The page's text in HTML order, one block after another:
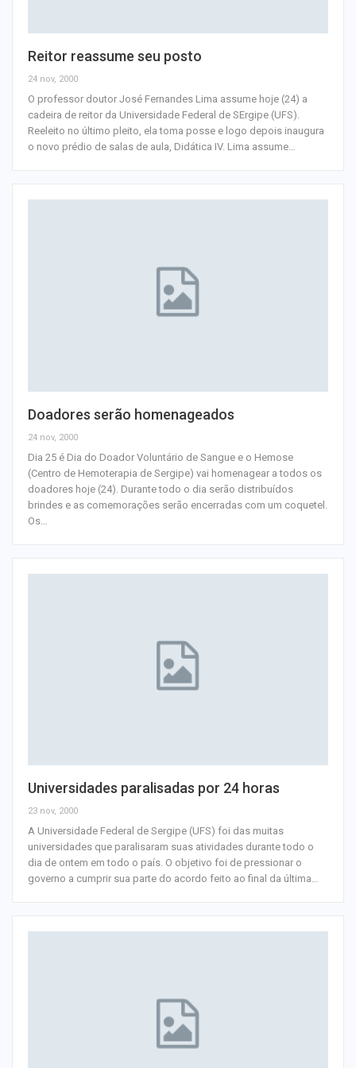
Reitor reassume seu posto
24 nov, 2000
O professor doutor José Fernandes Lima assume hoje (24) a
cadeira de reitor da Universidade Federal de SErgipe (UFS).
Reeleito no último pleito, ela toma posse e logo depois inaugura
o novo prédio de salas de aula, Didática IV. Lima assume
Doadores serão homenageados
24 nov, 2000
Dia 25 é Dia do Doador Voluntário de Sangue e o Hemose
(Centro de Hemoterapia de Sergipe) vai homenagear a todos os
doadores hoje (24). Durante todo o dia serão distribuídos
brindes e as comemorações serão encerradas com um coquetel.
Os
Universidades paralisadas por 24 horas
23 nov, 2000
A Universidade Federal de Sergipe (UFS) foi das muitas
universidades que paralisaram suas atividades durante todo o
dia de ontem em todo o país. O objetivo foi de pressionar o
governo a cumprir sua parte do acordo feito ao final da última…